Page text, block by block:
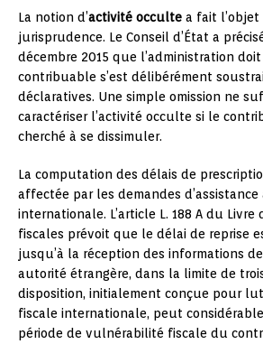
La notion d’activité occulte a fait l’objet
jurisprudence. Le Conseil d’État a
décembre 2015 que l’administration
contribuable s’est délibérément
déclaratives. Une simple omission ne
caractériser l’activité occulte si le
cherché à se dissimuler.
La computation des délais de
affectée par les demandes
internationale. L’article L. 188 A du Livre
fiscales prévoit que le délai de reprise
jusqu’à la réception des informations
autorité étrangère, dans la limite de
disposition, initialement conçue pour
fiscale internationale, peut
période de vulnérabilité fiscale du